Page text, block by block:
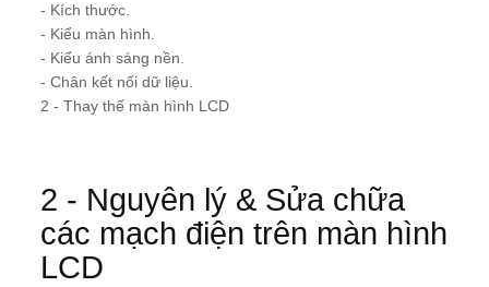
- Kích thước.
- Kiểu màn hình.
- Kiểu ánh sáng nền.
- Chân kết nối dữ liệu.
2 - Thay thế màn hình LCD
2 - Nguyên lý & Sửa chữa
các mạch điện trên màn hình
LCD